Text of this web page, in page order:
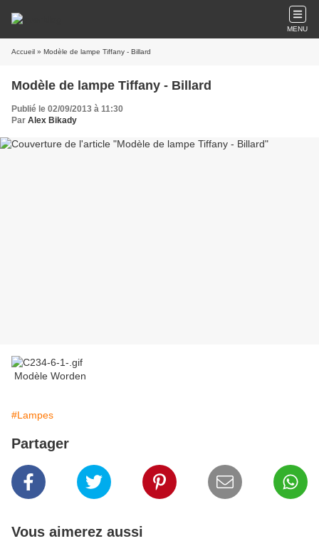
MENU
Accueil » Modèle de lampe Tiffany - Billard
Modèle de lampe Tiffany - Billard
Publié le 02/09/2013 à 11:30
Par Alex Bikady
Modèle Worden
#Lampes
Partager
Vous aimerez aussi